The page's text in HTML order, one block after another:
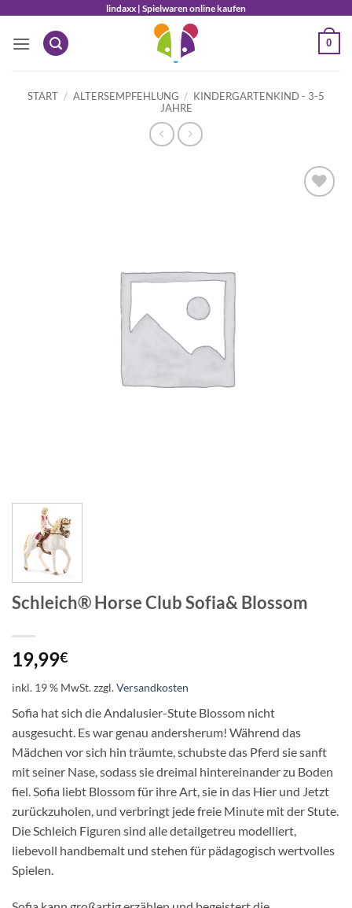
springen
lindaxx | Spielwaren online kaufen
0
START / ALTERSEMPFEHLUNG / KINDERGARTENKIND - 3-5
JAHRE
Schleich® Horse Club Sofia& Blossom
19,99€
inkl. 19 % MwSt.zzgl.Versandkosten
Sofia hat sich die Andalusier-Stute Blossom nicht
ausgesucht. Es war genau andersherum! Während das
Mädchen vor sich hin träumte, schubste das Pferd sie sanft
mit seiner Nase, sodass sie dreimal hintereinander zu Boden
fiel. Sofia liebt Blossom für ihre Art, sie in das Hier und Jetzt
zurückzuholen, und verbringt jede freie Minute mit der Stute.
Die Schleich Figuren sind alle detailgetreu modelliert,
liebevoll handbemalt und stehen für pädagogisch wertvolles
Spielen.